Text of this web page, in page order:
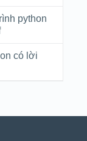
python
có lời